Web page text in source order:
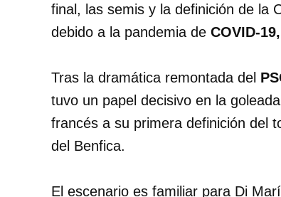
final, las semis y la definición de la
debido a la pandemia de COVID-19,
Tras la dramática remontada del
tuvo un papel decisivo en la
francés a su primera definición del
del Benfica.
El escenario es familiar para Di